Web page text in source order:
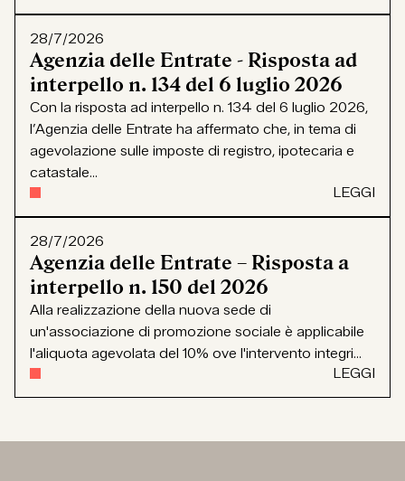
28/7/2026
Agenzia delle Entrate - Risposta ad
interpello n. 134 del 6 luglio 2026
Con la risposta ad interpello n. 134 del 6 luglio 2026,
l’Agenzia delle Entrate ha affermato che, in tema di
agevolazione sulle imposte di registro, ipotecaria e
catastale...
LEGGI
28/7/2026
Agenzia delle Entrate – Risposta a
interpello n. 150 del 2026
Alla realizzazione della nuova sede di
un'associazione di promozione sociale è applicabile
l'aliquota agevolata del 10% ove l'intervento integri...
LEGGI